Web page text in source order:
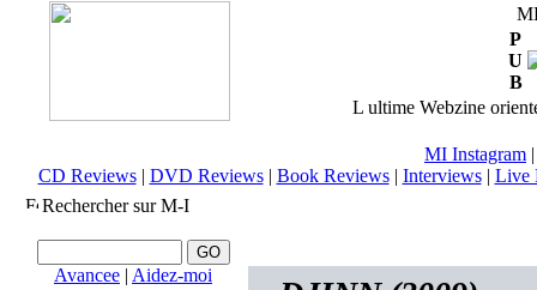
P
U
B
L ultime Webzine
MI Instagram
CD Reviews| DVD Reviews| Book Reviews| Interviews| Live
Rechercher sur M-I
Avancee | Aidez-moi